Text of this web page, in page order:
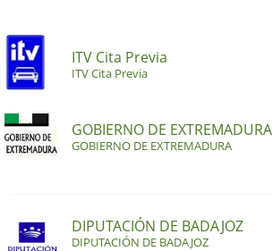
ITV Cita Previa
ITV Cita Previa
GOBIERNO DE EXTREMADURA
GOBIERNO DE EXTREMADURA
DIPUTACIÓN DE BADAJOZ
DIPUTACIÓN DE BADAJOZ